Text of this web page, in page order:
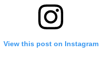
View this post on Instagram